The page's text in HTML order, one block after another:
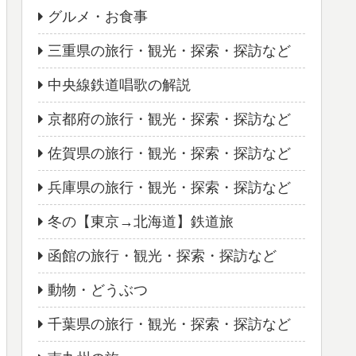
グルメ・お食事
三重県の旅行・観光・探索・探訪など
中央線鉄道唱歌の解説
京都府の旅行・観光・探索・探訪など
佐賀県の旅行・観光・探索・探訪など
兵庫県の旅行・観光・探索・探訪など
冬の【東京→北海道】鉄道旅
函館の旅行・観光・探索・探訪など
動物・どうぶつ
千葉県の旅行・観光・探索・探訪など